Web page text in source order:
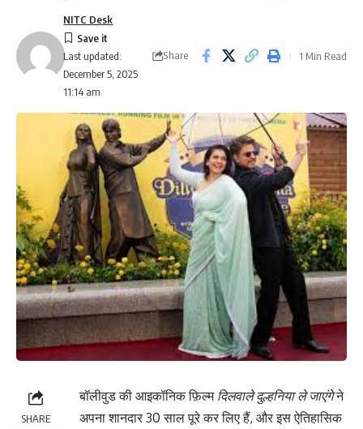
Last updated:
December 5, 2025
11:14 am
NITC Desk
Share 1 Min Read
SHARE
बॉलीवुड की आइकॉनिक फ़िल्म दिलवाले दुल्हनिया ले जाएंगेने
अपना शानदार 30 साल पूरे कर लिए हैं, और इस ऐतिहासिक